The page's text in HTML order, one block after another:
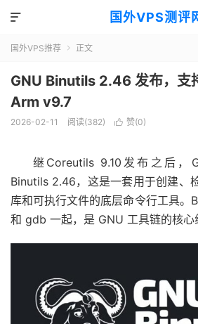
国外VPS测评

国外VPS推荐  正文
GNU Binutils 2.46 发布，支
Arm v9.7
2026-02-11 阅读(382)  赞(0)
继Coreutils 9.10 发布之后，
Binutils 2.46，这是一套用于创建、
库和可执行文件的底层命令行工具
和 gdb 一起，是 GNU 工具链的核心